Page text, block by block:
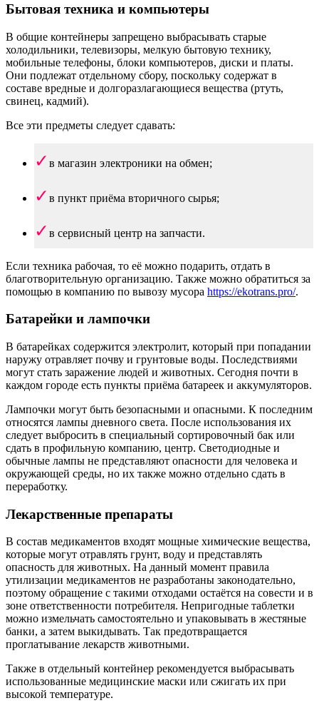
Бытовая техника и компьютеры
В общие контейнеры запрещено выбрасывать старые
холодильники, телевизоры, мелкую бытовую технику,
мобильные телефоны, блоки компьютеров, диски и платы.
Они подлежат отдельному сбору, поскольку содержат в
составе вредные и долгоразлагающиеся вещества (ртуть,
свинец, кадмий).
Все эти предметы следует сдавать:
в магазин электроники на обмен;
в пункт приёма вторичного сырья;
в сервисный центр на запчасти.
Если техника рабочая, то её можно подарить, отдать в
благотворительную организацию. Также можно обратиться за
помощью в компанию по вывозу мусора https://ekotrans.pro/.
Батарейки и лампочки
В батарейках содержится электролит, который при попадании
наружу отравляет почву и грунтовые воды. Последствиями
могут стать заражение людей и животных. Сегодня почти в
каждом городе есть пункты приёма батареек и аккумуляторов.
Лампочки могут быть безопасными и опасными. К последним
относятся лампы дневного света. После использования их
следует выбросить в специальный сортировочный бак или
сдать в профильную компанию, центр. Светодиодные и
обычные лампы не представляют опасности для человека и
окружающей среды, но их также можно отдельно сдать в
переработку.
Лекарственные препараты
В состав медикаментов входят мощные химические вещества,
которые могут отравлять грунт, воду и представлять
опасность для животных. На данный момент правила
утилизации медикаментов не разработаны законодательно,
поэтому обращение с такими отходами остаётся на совести и в
зоне ответственности потребителя. Непригодные таблетки
можно измельчать самостоятельно и упаковывать в жестяные
банки, а затем выкидывать. Так предотвращается
проглатывание лекарств животными.
Также в отдельный контейнер рекомендуется выбрасывать
использованные медицинские маски или сжигать их при
высокой температуре.